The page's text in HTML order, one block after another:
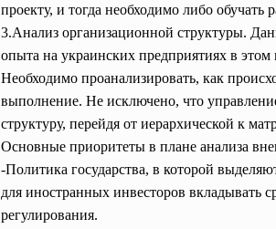
проекту, и тогда необходимо либо
3.Анализ организационной структуры.
опыта на украинских предприятиях в этом
Необходимо проанализировать, как
выполнение. Не исключено, что
структуру, перейдя от иерархической к
Основные приоритеты в плане анализа
-Политика государства, в которой
для иностранных инвесторов вкладывать
регулирования.